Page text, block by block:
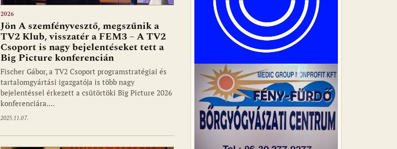
2026
Jön A szemfényvesztő, megszűnik a
TV2 Klub, visszatér a FEM3 – A TV2
Csoport is nagy bejelentéseket tett a
Big Picture konferencián
Fischer Gábor, a TV2 Csoport programstratégiai és
tartalomgyártási igazgatója is több nagy
bejelentéssel érkezett a csütörtöki Big Picture 2026
konferenciára.…
2025.11.07.